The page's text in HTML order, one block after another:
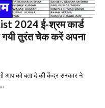
2024 ई-श्रम कार्ड
गयी तुरंत चेक करें अपना
आप को बता दे की केंद्र सरकार ने